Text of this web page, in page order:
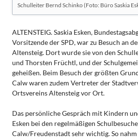
Schulleiter Bernd Schinko (Foto: Büro Saskia
ALTENSTEIG. Saskia Esken,
Vorsitzende der SPD, war zu Besuch an
Altensteig. Dort wurde sie von den
und Thorsten Früchtl, und der
geheißen. Beim Besuch der größten
Calw waren zudem Vertreter der
Ortsvereins Altensteig vor Ort.
Das persönliche Gespräch mit Kindern
Esken bei den regelmäßigen
Calw/Freudenstadt sehr wichtig. So